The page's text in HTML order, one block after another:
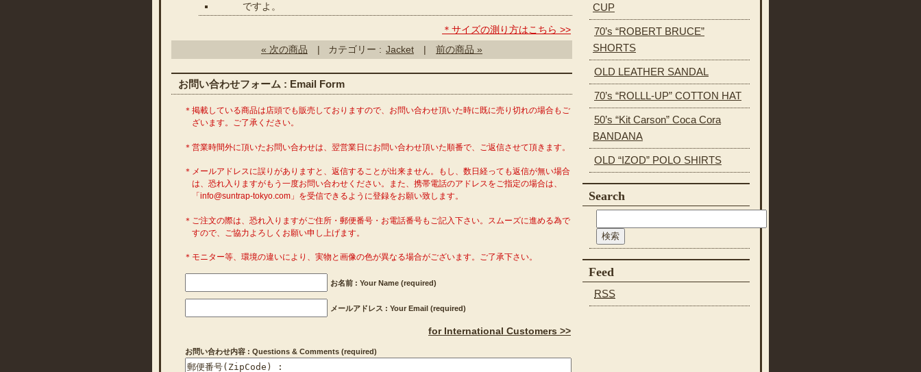
ですよ。
＊サイズの測り方はこちら >>
« 次の商品
| カテゴリー : Jacket | 前の商品 »
お問い合わせフォーム : Email Form
＊掲載している商品は店頭でも販売しておりますので、お問い合わせ頂いた時に既に売り切れの場合もご
ざいます。ご了承ください。
＊営業時間外に頂いたお問い合わせは、翌営業日にお問い合わせ頂いた順番で、ご返信させて頂きます。
＊メールアドレスに誤りがありますと、返信することが出来ません。もし、数日経っても返信が無い場合
は、恐れ入りますがもう一度お問い合わせください。また、携帯電話のアドレスをご指定の場合は、
「info@suntrap-tokyo.com」を受信できるように登録をお願い致します。
＊ご注文の際は、恐れ入りますがご住所・郵便番号・お電話番号もご記入下さい。スムーズに進める為で
すので、ご協力よろしくお願い申し上げます。
＊モニター等、環境の違いにより、実物と画像の色が異なる場合がございます。ご了承下さい。
お名前 : Your Name (required)
メールアドレス : Your Email (required)
for International Customers >>
お問い合わせ内容 : Questions & Comments (required)
CUP
70’s “ROBERT BRUCE”
SHORTS
OLD LEATHER SANDAL
70’s “ROLLL-UP” COTTON HAT
50’s “Kit Carson” Coca Cora
BANDANA
OLD “IZOD” POLO SHIRTS
Search
Feed
RSS